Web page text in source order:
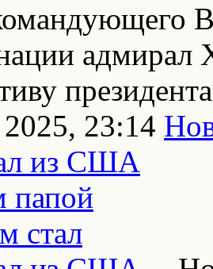
адмирал
23:14
из США